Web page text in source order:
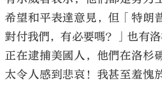
希望和平表達意見，但「特朗
對付我們，有必要嗎？」也有
正在逮捕美國人，他們在洛杉
太令人感到悲哀！我甚至羞愧